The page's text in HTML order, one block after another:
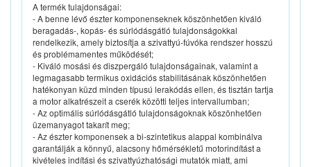
A termék tulajdonságai:
- A benne lévő észter komponenseknek köszönhetően kiváló
beragadás-, kopás- és súrlódásgátló tulajdonságokkal
rendelkezik, amely biztosítja a szivattyú-fúvóka rendszer hosszú
és problémamentes működését;
- Kiváló mosási és diszpergáló tulajdonságainak, valamint a
legmagasabb termikus oxidációs stabilitásának köszönhetően
hatékonyan küzd minden típusú lerakódás ellen, és tisztán tartja
a motor alkatrészeit a cserék közötti teljes intervallumban;
- Az optimális súrlódásgátló tulajdonságoknak köszönhetően
üzemanyagot takarít meg;
- Az észter komponensek a bi-szintetikus alappal kombinálva
garantálják a könnyű, alacsony hőmérsékletű motorindítást a
kivételes indítási és szivattyúzhatósági mutatók miatt, ami